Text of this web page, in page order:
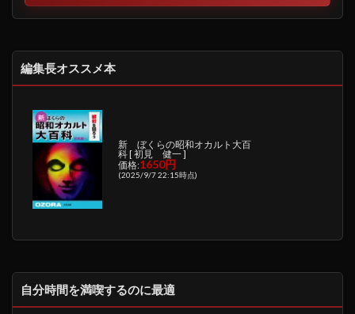
編集長オススメ本
新 ぼくらの昭和オカルト大百
科 [ 初見 健一 ]
価格:1650円
(2025/9/7 22:15時点)
自分時間を満喫するのに最適